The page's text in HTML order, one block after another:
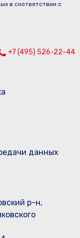
в соответствии с
+7 (495) 526-22-44
данных
р-н,